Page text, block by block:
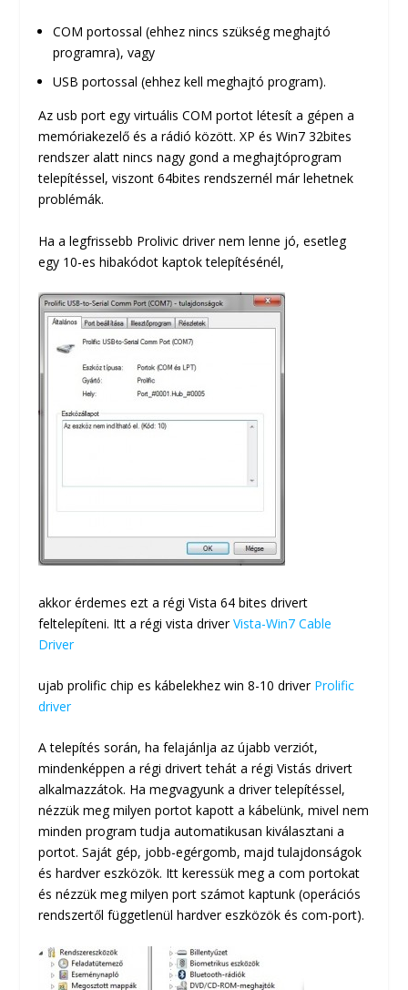
COM portossal (ehhez nincs szükség meghajtó
programra), vagy
USB portossal (ehhez kell meghajtó program).
Az usb port egy virtuális COM portot létesít a gépen a
memóriakezelő és a rádió között. XP és Win7 32bites
rendszer alatt nincs nagy gond a meghajtóprogram
telepítéssel, viszont 64bites rendszernél már lehetnek
problémák.
Ha a legfrissebb Prolivic driver nem lenne jó, esetleg
egy 10-es hibakódot kaptok telepítésénél,
akkor érdemes ezt a régi Vista 64 bites drivert
feltelepíteni. Itt a régi vista driverVista-Win7 Cable
Driver
ujab prolific chip es kábelekhez win 8-10 driver Prolific
driver
A telepítés során, ha felajánlja az újabb verziót,
mindenképpen a régi drivert tehát a régi Vistás drivert
alkalmazzátok. Ha megvagyunk a driver telepítéssel,
nézzük meg milyen portot kapott a kábelünk, mivel nem
minden program tudja automatikusan kiválasztani a
portot. Saját gép, jobb-egérgomb, majd tulajdonságok
és hardver eszközök. Itt keressük meg a com portokat
és nézzük meg milyen port számot kaptunk (operációs
rendszertől függetlenül hardver eszközök és com-port).